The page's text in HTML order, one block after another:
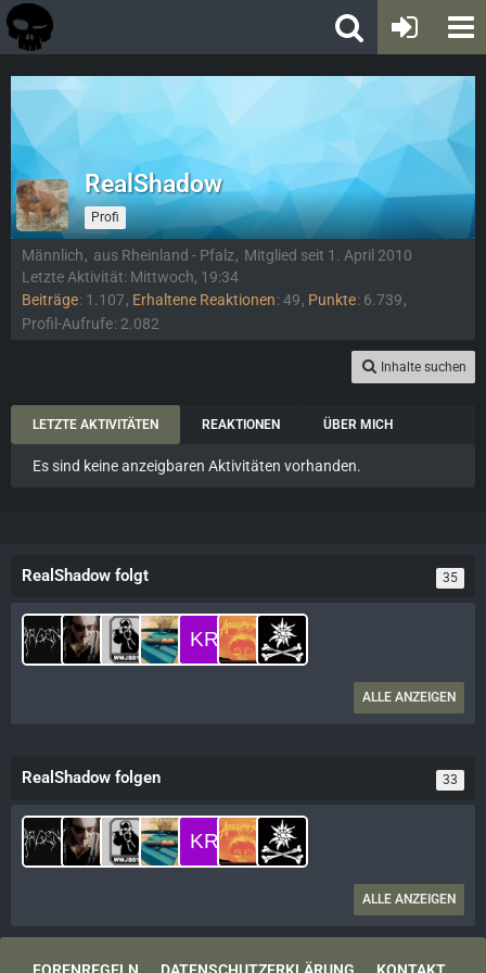
RealShadow
Profi
Männlich aus Rheinland - Pfalz
Mitglied seit 1. April 2010
Letzte Aktivität: Mittwoch, 19:34
Beiträge 1.107 Erhaltene Reaktionen 49 Punkte 6.739
Profil-Aufrufe 2.082
Inhalte suchen
LETZTE AKTIVITÄTEN REAKTIONEN ÜBER MICH
Es sind keine anzeigbaren Aktivitäten vorhanden.
RealShadow folgt 35
ALLE ANZEIGEN
RealShadow folgen 33
ALLE ANZEIGEN